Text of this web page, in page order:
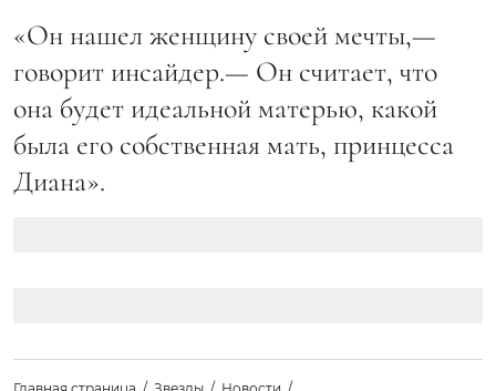
«Он нашел женщину своей мечты,—
говорит инсайдер.— Он считает, что
она будет идеальной матерью, какой
была его собственная мать, принцесса
Диана».